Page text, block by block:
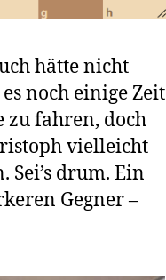
hätte nicht
noch einige Zeit
zu fahren, doch
vielleicht
drum. Ein
Gegner –